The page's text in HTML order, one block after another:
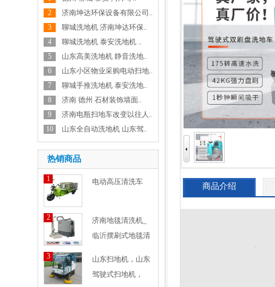
2
济南坤达环保设备有限公司..
3
聊城洗地机 济南坤达环保..
4
聊城洗地机 泰安洗地机 ..
5
山东高美洗地机 静音洗地..
6
山东小区物业采购电动扫地..
7
聊城手推洗地机 泰安洗地..
8
济南 德州 石材装饰墙面..
9
济南电瓶扫地车改变以往人..
10
山东全自动洗地机 山东驾..
热销商品
1 电动高压清洗车
2
济南地毯清洗机_
临沂摆刷式地毯清
3
山东扫地机，山东
驾驶式扫地机，
商品介绍